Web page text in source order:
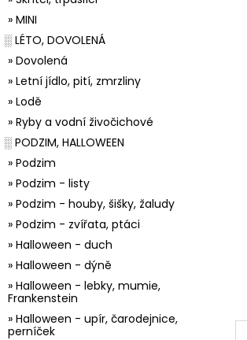
» MINI
░ LÉTO, DOVOLENÁ
» Dovolená
» Letní jídlo, pití, zmrzliny
» Lodě
» Ryby a vodní živočichové
░ PODZIM, HALLOWEEN
» Podzim
» Podzim - listy
» Podzim - houby, šišky, žaludy
» Podzim - zvířata, ptáci
» Halloween - duch
» Halloween - dýně
» Halloween - lebky, mumie,
Frankenstein
» Halloween - upír, čarodejnice,
perníček
ZDOBÍCÍ SÁČEK